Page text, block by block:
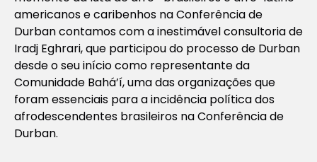
americanos e caribenhos na Conferência de
Durban contamos com a inestimável consultoria de
Iradj Eghrari, que participou do processo de Durban
desde o seu início como representante da
Comunidade Bahá’í, uma das organizações que
foram essenciais para a incidência política dos
afrodescendentes brasileiros na Conferência de
Durban.